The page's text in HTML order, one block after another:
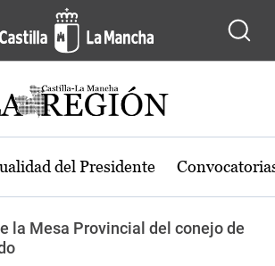
del Presidente
la Mesa Provincial del conejo de